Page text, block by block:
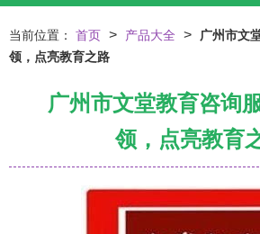
当前位置： 首页 > 产品大全 >
广州市文
领，点亮教育之路
广州市文堂教育咨询
领，点亮教育